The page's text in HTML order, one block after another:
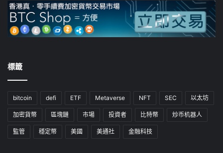
標籤
bitcoin defi ETF Metaverse NFT SEC 以太坊
加密貨幣 區塊鏈 市場 投資者 比特幣 炒币机器人
監管 穩定幣 美國 美通社 金融科技